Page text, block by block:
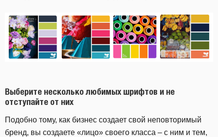
Выберите несколько любимых шрифтов и не
отступайте от них
Подобно тому, как бизнес создает свой неповторимый
бренд, вы создаете «лицо» своего класса – с ним и тем,